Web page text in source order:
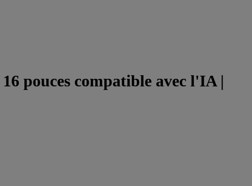
pouces compatible avec l'IA |